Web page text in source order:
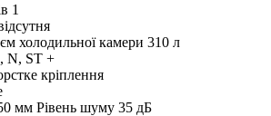
1
холодильної камери 310 л
N, ST +
кріплення
мм Рівень шуму 35 дБ